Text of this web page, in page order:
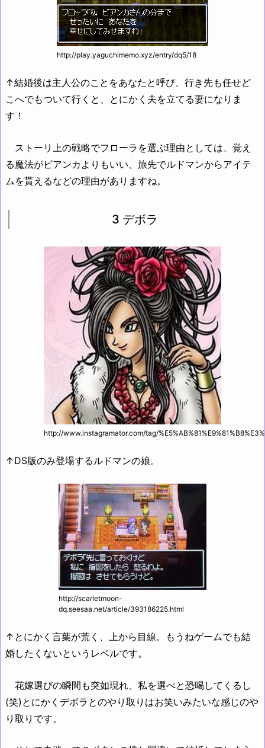
http://play.yaguchimemo.xyz/entry/dq5/18
↑結婚後は主人公のことをあなたと呼び、行き先も任せど
こへでもついて行くと、とにかく夫を立てる妻になりま
す！
ストーリ上の戦略でフローラを選ぶ理由としては、覚え
る魔法がビアンカよりもいい、旅先でルドマンからアイテ
ムを貰えるなどの理由がありますね。
3 デボラ
http://www.instagramator.com/tag/
↑DS版のみ登場するルドマンの娘。
http://scarletmoon-
dq.seesaa.net/article/393186225.html
↑とにかく言葉が荒く、上から目線。もうねゲームでも結
婚したくないというレベルです。
花嫁選びの瞬間も突如現れ、私を選べと恐喝してくるし
(笑)とにかくデボラとのやり取りはお笑いみたいな感じのや
り取りです。